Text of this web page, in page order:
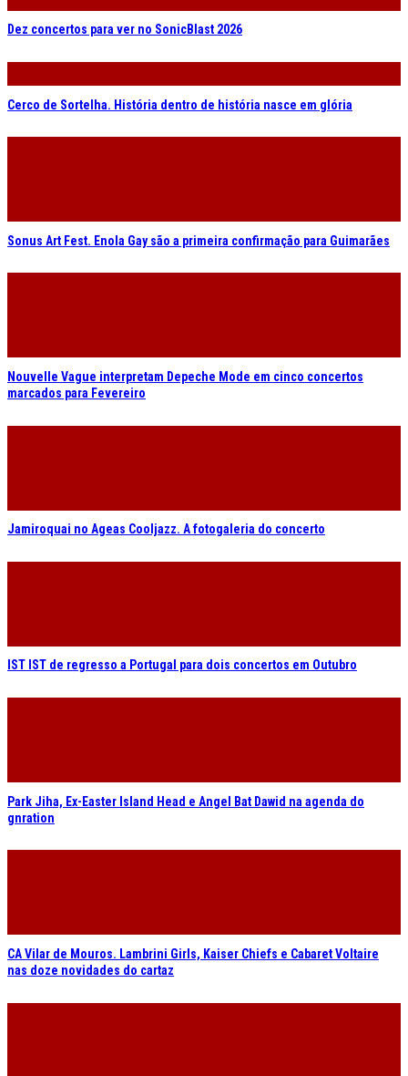
Dez concertos para ver no SonicBlast 2026
Cerco de Sortelha. História dentro de história nasce em glória
Sonus Art Fest. Enola Gay são a primeira confirmação para Guimarães
Nouvelle Vague interpretam Depeche Mode em cinco concertos
marcados para Fevereiro
Jamiroquai no Ageas Cooljazz. A fotogaleria do concerto
IST IST de regresso a Portugal para dois concertos em Outubro
Park Jiha, Ex-Easter Island Head e Angel Bat Dawid na agenda do
gnration
CA Vilar de Mouros. Lambrini Girls, Kaiser Chiefs e Cabaret Voltaire
nas doze novidades do cartaz